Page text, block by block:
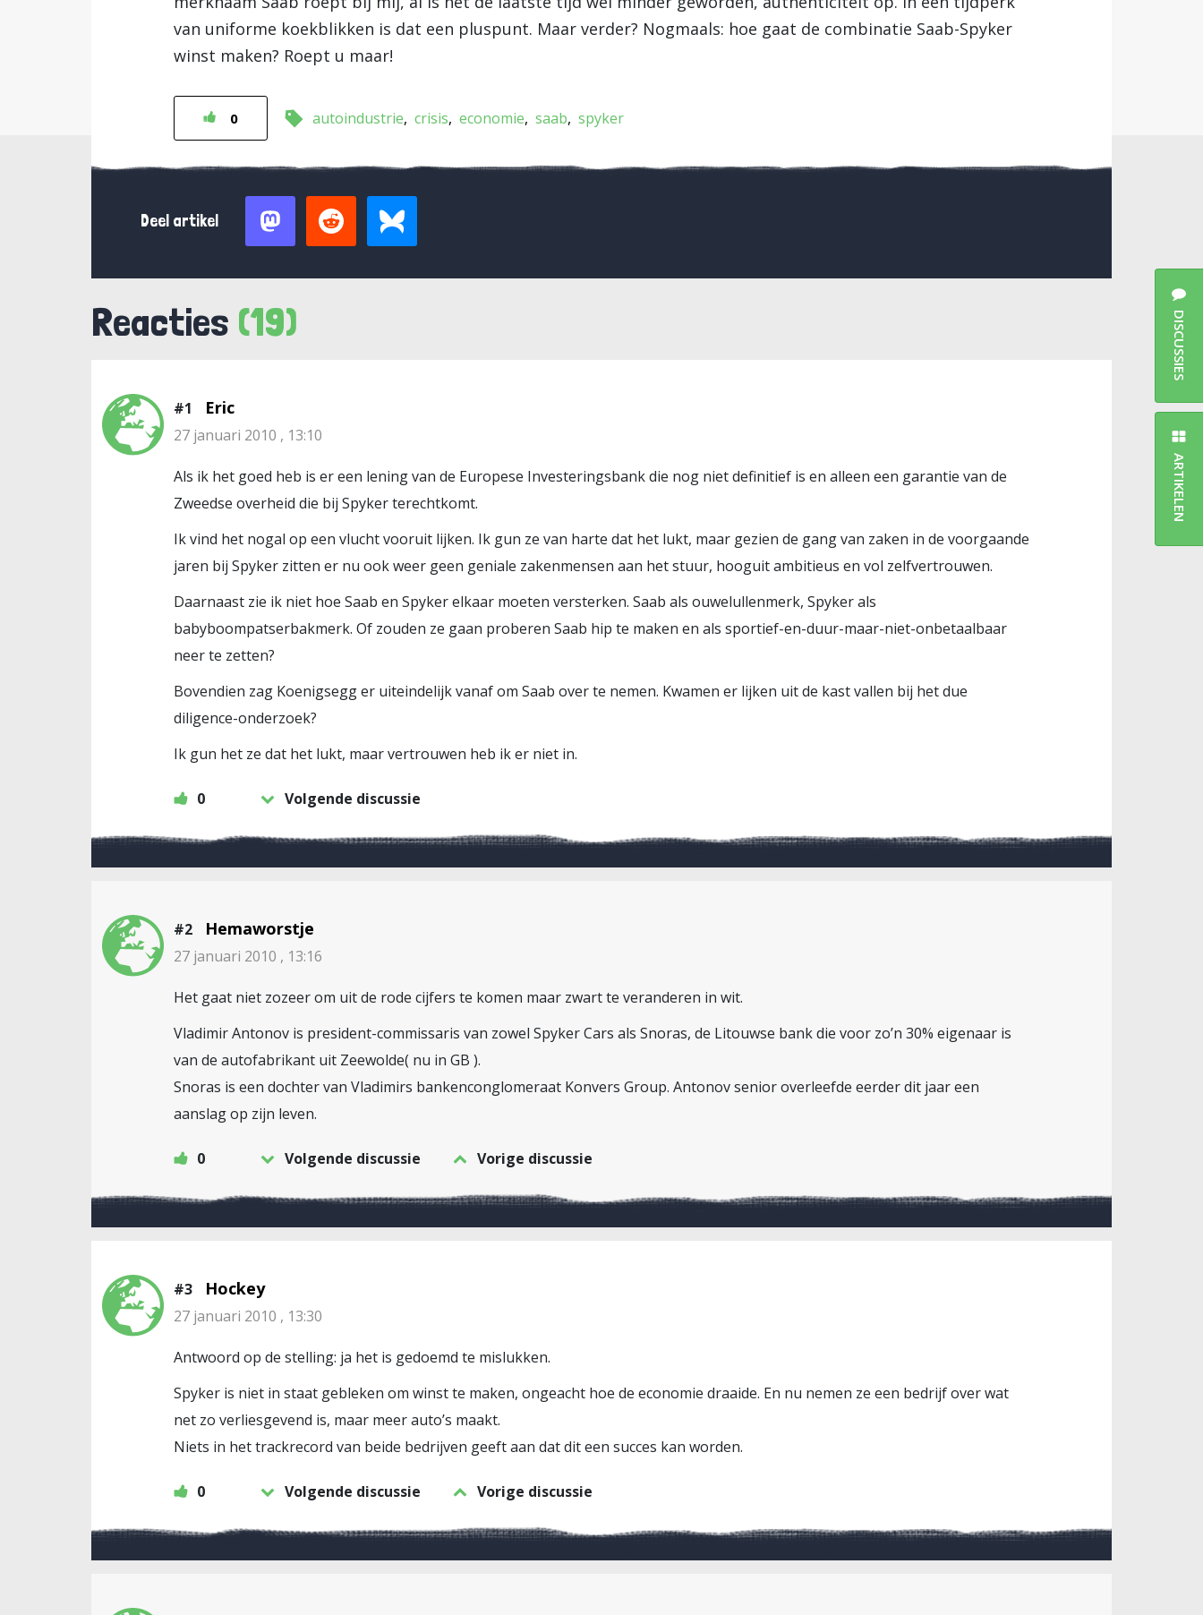
van uniforme koekblikken is dat een pluspunt. Maar verder? Nogmaals: hoe gaat de combinatie Saab-Spyker
winst maken? Roept u maar!
0 autoindustrie crisis economie saab spyker
Deel artikel
Reacties (19)
#1 Eric
27 januari 2010 , 13:10
Als ik het goed heb is er een lening van de Europese Investeringsbank die nog niet definitief is en alleen een garantie van de
Zweedse overheid die bij Spyker terechtkomt.
Ik vind het nogal op een vlucht vooruit lijken. Ik gun ze van harte dat het lukt, maar gezien de gang van zaken in de voorgaande
jaren bij Spyker zitten er nu ook weer geen geniale zakenmensen aan het stuur, hooguit ambitieus en vol zelfvertrouwen.
Daarnaast zie ik niet hoe Saab en Spyker elkaar moeten versterken. Saab als ouwelullenmerk, Spyker als
babyboompatserbakmerk. Of zouden ze gaan proberen Saab hip te maken en als sportief-en-duur-maar-niet-onbetaalbaar
neer te zetten?
Bovendien zag Koenigsegg er uiteindelijk vanaf om Saab over te nemen. Kwamen er lijken uit de kast vallen bij het due
diligence-onderzoek?
Ik gun het ze dat het lukt, maar vertrouwen heb ik er niet in.
0 Volgende discussie
#2 Hemaworstje
27 januari 2010 , 13:16
Het gaat niet zozeer om uit de rode cijfers te komen maar zwart te veranderen in wit.
Vladimir Antonov is president-commissaris van zowel Spyker Cars als Snoras, de Litouwse bank die voor zo’n 30% eigenaar is
van de autofabrikant uit Zeewolde( nu in GB ).
Snoras is een dochter van Vladimirs bankenconglomeraat Konvers Group. Antonov senior overleefde eerder dit jaar een
aanslag op zijn leven.
0 Volgende discussie Vorige discussie
#3 Hockey
27 januari 2010 , 13:30
Antwoord op de stelling: ja het is gedoemd te mislukken.
Spyker is niet in staat gebleken om winst te maken, ongeacht hoe de economie draaide. En nu nemen ze een bedrijf over wat
net zo verliesgevend is, maar meer auto’s maakt.
Niets in het trackrecord van beide bedrijven geeft aan dat dit een succes kan worden.
0 Volgende discussie Vorige discussie
DISCUSSIES
ARTIKELEN